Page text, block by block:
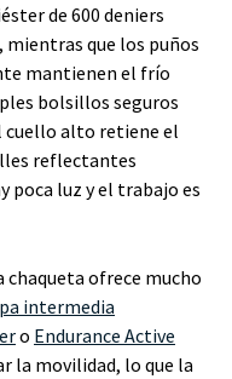
de 600 deniers
que los puños
mantienen el frío
bolsillos seguros
cuello alto retiene el
reflectantes
poca luz y el trabajo es
chaqueta ofrece mucho
intermedia
o Endurance Active
la movilidad, lo que la